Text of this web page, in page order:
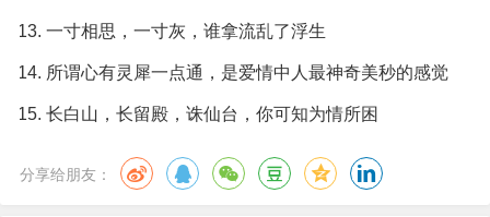
一寸相思，一寸灰，谁拿流乱了浮生
所谓心有灵犀一点通，是爱情中人最神奇美秒的感觉
长白山，长留殿，诛仙台，你可知为情所困
分享给朋友：